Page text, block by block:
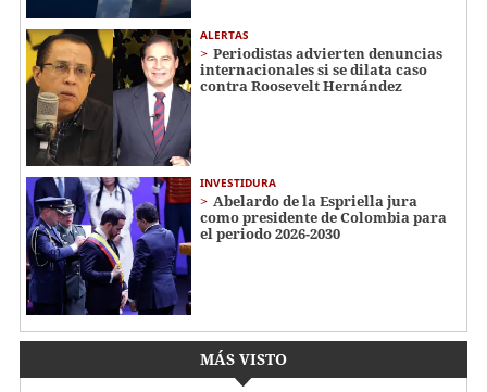
ALERTAS
Periodistas advierten denuncias
internacionales si se dilata caso
contra Roosevelt Hernández
INVESTIDURA
Abelardo de la Espriella jura
como presidente de Colombia para
el periodo 2026-2030
MÁS VISTO